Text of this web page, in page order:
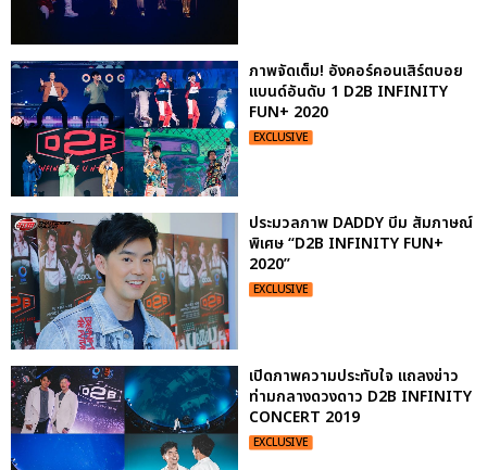
ภาพจัดเต็ม! อังคอร์คอนเสิร์ตบอย
แบนด์อันดับ 1 D2B INFINITY
FUN+ 2020
EXCLUSIVE
ประมวลภาพ DADDY บีม สัมภาษณ์
พิเศษ “D2B INFINITY FUN+
2020”
EXCLUSIVE
เปิดภาพความประทับใจ แถลงข่าว
ท่ามกลางดวงดาว D2B INFINITY
CONCERT 2019
EXCLUSIVE